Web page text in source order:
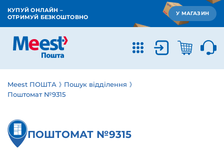
КУПУЙ ОНЛАЙН –
ОТРИМУЙ БЕЗКОШТОВНО
У МАГАЗИН
Meest ПОШТА
Пошук відділення
Поштомат №9315
ПОШТОМАТ №9315